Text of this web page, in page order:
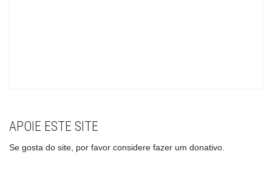
APOIE ESTE SITE
Se gosta do site, por favor considere fazer um donativo.